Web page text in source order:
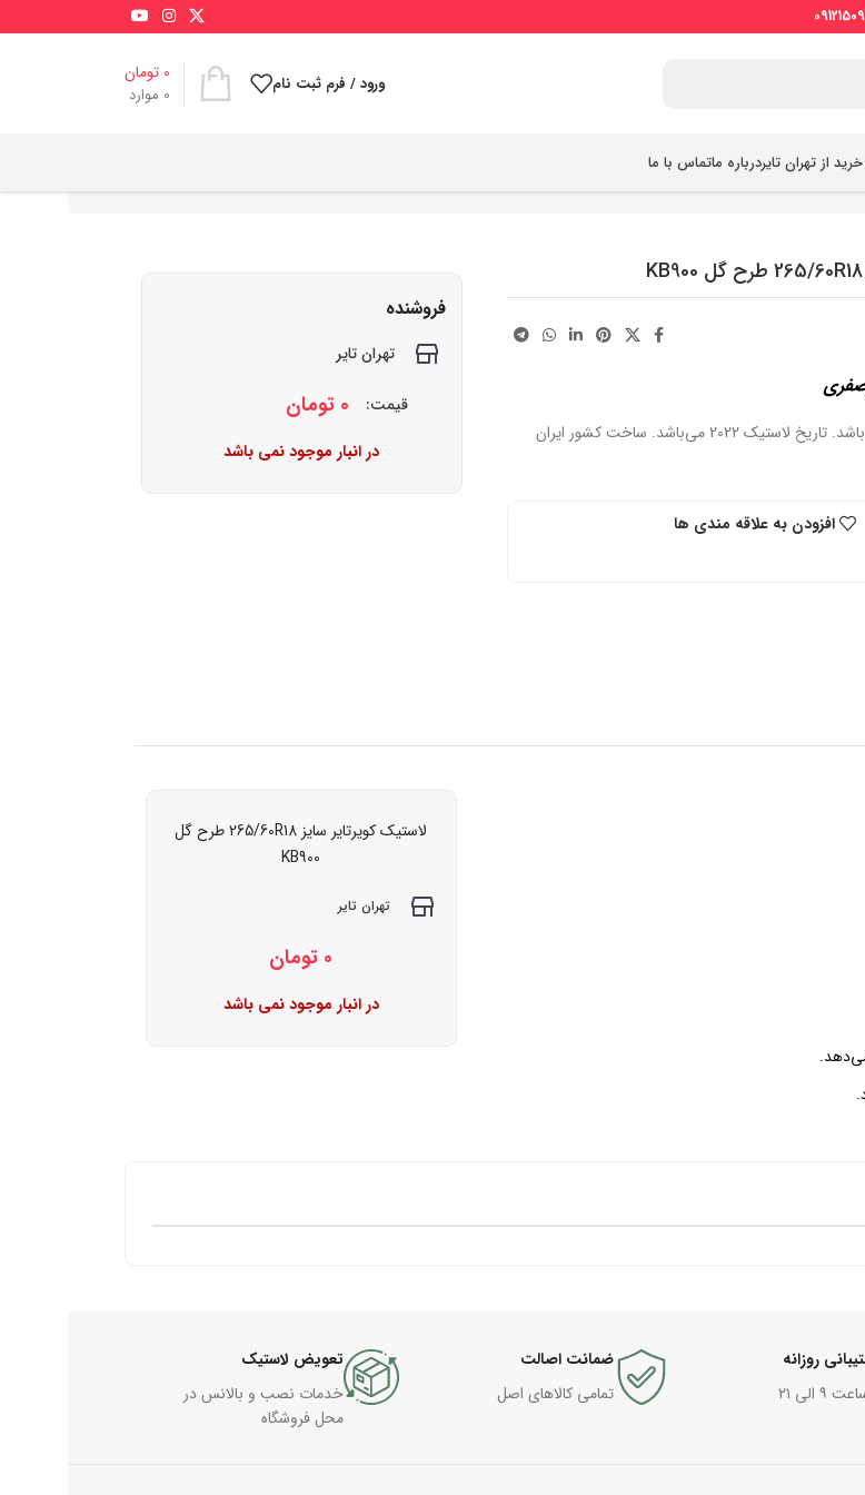
ورود / فرم ثبت نام 0 موارد
0 تومان
از تهران تایردرباره ماتماس با ما
افزودن به علاقه مندی ها
فروشنده
تهران تایر
قیمت: 0 تومان
در انبار موجود نمی باشد
لاستیک کویرتایر سایز 265/60R18 طرح گل
KB900
تهران تایر
0 تومان
در انبار موجود نمی باشد
روزانه
۹ الی ۲۱
ضمانت اصالت
تمامی کالاهای اصل
تعویض لاستیک
خدمات نصب و بالانس در
محل فروشگاه